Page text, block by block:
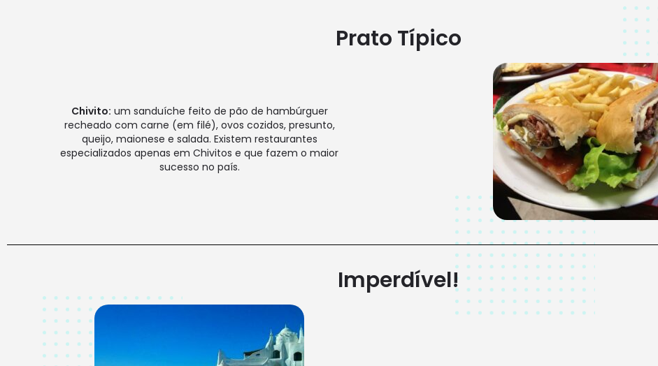
Prato Típico
Chivito: um sanduíche feito de pão de hambúrguer
recheado com carne (em filé), ovos cozidos, presunto,
queijo, maionese e salada. Existem restaurantes
especializados apenas em Chivitos e que fazem o maior
sucesso no país.
Imperdível!